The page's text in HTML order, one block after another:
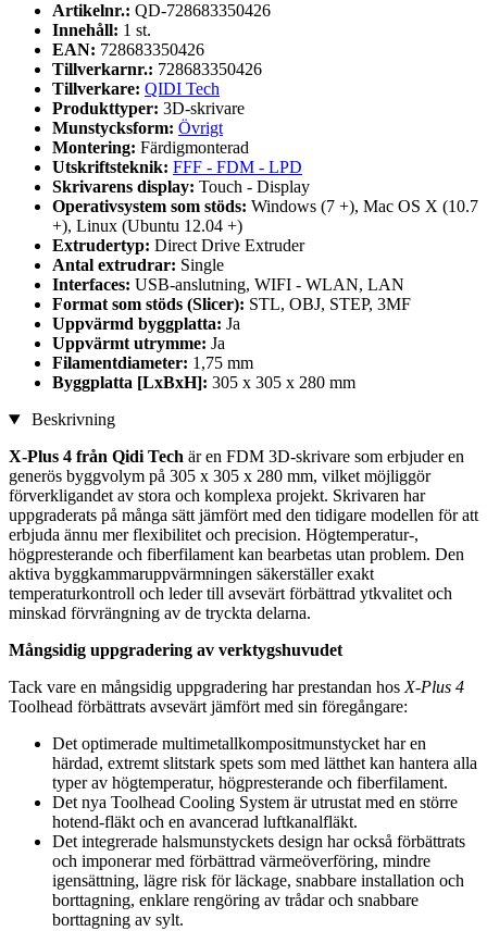
Artikelnr.: QD-728683350426
Innehåll: 1 st.
EAN: 728683350426
Tillverkarnr.: 728683350426
Tillverkare: QIDI Tech
Produkttyper: 3D-skrivare
Munstycksform: Övrigt
Montering: Färdigmonterad
Utskriftsteknik: FFF - FDM - LPD
Skrivarens display: Touch - Display
Operativsystem som stöds: Windows (7 +), Mac OS X (10.7
+), Linux (Ubuntu 12.04 +)
Extrudertyp: Direct Drive Extruder
Antal extrudrar: Single
Interfaces: USB-anslutning, WIFI - WLAN, LAN
Format som stöds (Slicer): STL, OBJ, STEP, 3MF
Uppvärmd byggplatta: Ja
Uppvärmt utrymme: Ja
Filamentdiameter: 1,75 mm
Byggplatta [LxBxH]: 305 x 305 x 280 mm
Beskrivning
X-Plus 4 från Qidi Tech är en FDM 3D-skrivare som erbjuder en
generös byggvolym på 305 x 305 x 280 mm, vilket möjliggör
förverkligandet av stora och komplexa projekt. Skrivaren har
uppgraderats på många sätt jämfört med den tidigare modellen för att
erbjuda ännu mer flexibilitet och precision. Högtemperatur-,
högpresterande och fiberfilament kan bearbetas utan problem. Den
aktiva byggkammaruppvärmningen säkerställer exakt
temperaturkontroll och leder till avsevärt förbättrad ytkvalitet och
minskad förvrängning av de tryckta delarna.
Mångsidig uppgradering av verktygshuvudet
Tack vare en mångsidig uppgradering har prestandan hos X-Plus 4
Toolhead förbättrats avsevärt jämfört med sin föregångare:
Det optimerade multimetallkompositmunstycket har en
härdad, extremt slitstark spets som med lätthet kan hantera alla
typer av högtemperatur, högpresterande och fiberfilament.
Det nya Toolhead Cooling System är utrustat med en större
hotend-fläkt och en avancerad luftkanalfläkt.
Det integrerade halsmunstyckets design har också förbättrats
och imponerar med förbättrad värmeöverföring, mindre
igensättning, lägre risk för läckage, snabbare installation och
borttagning, enklare rengöring av trådar och snabbare
borttagning av sylt.